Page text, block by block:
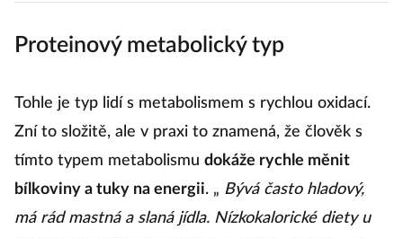
Proteinový metabolický typ
Tohle je typ lidí s metabolismem s rychlou oxidací.
Zní to složitě, ale v praxi to znamená, že člověk s
tímto typem metabolismu dokáže rychle měnit
bílkoviny a tuky na energii. „ Bývá často hladový,
má rád mastná a slaná jídla. Nízkokalorické diety u